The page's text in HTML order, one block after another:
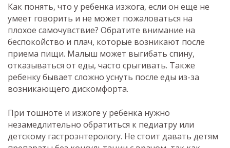
Как понять, что у ребенка изжога, если он еще не
умеет говорить и не может пожаловаться на
плохое самочувствие? Обратите внимание на
беспокойство и плач, которые возникают после
приема пищи. Малыш может выгибать спину,
отказываться от еды, часто срыгивать. Также
ребенку бывает сложно уснуть после еды из-за
возникающего дискомфорта.
При тошноте и изжоге у ребенка нужно
незамедлительно обратиться к педиатру или
детскому гастроэнтерологу. Не стоит давать детям